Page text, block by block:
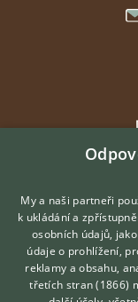
My a naši partneři
k ukládání a
osobních údajů,
údaje o prohlížení,
reklamy a obsahu,
třetích stran (1866)